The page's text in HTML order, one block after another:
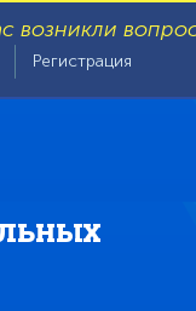
возникли
Регистрация